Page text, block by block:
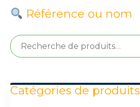
Référence ou nom
Recherche pour :
Catégories de produits